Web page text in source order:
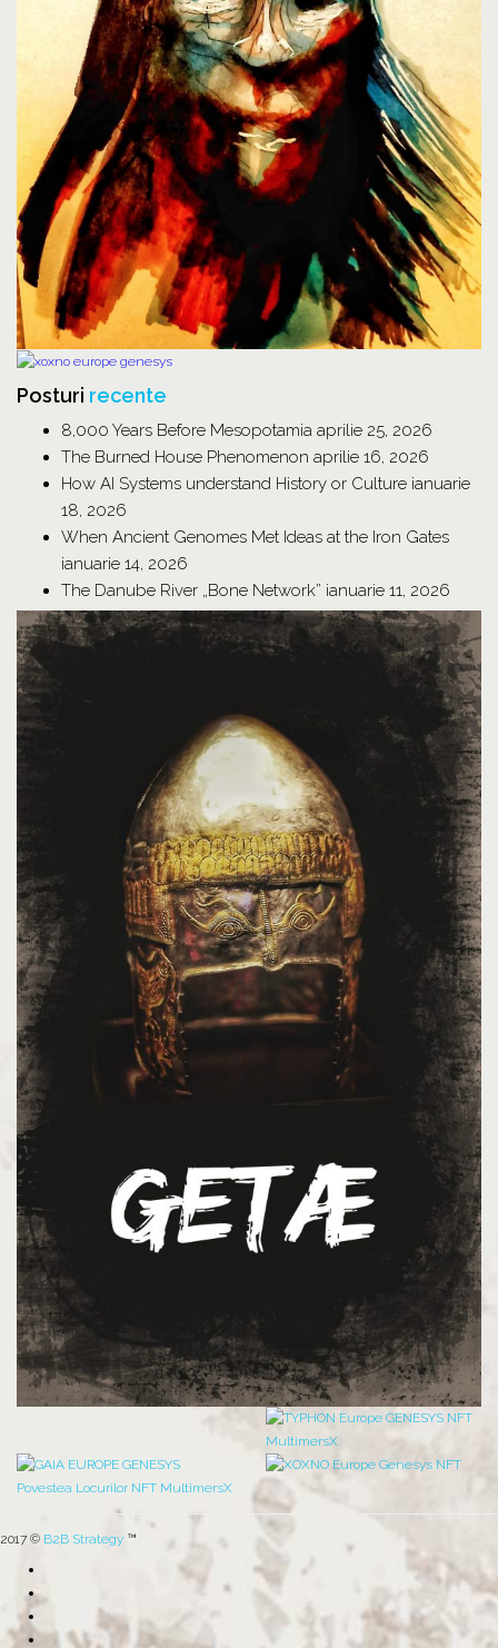
Posturi recente
8,000 Years Before Mesopotamia aprilie 25, 2026
The Burned House Phenomenon aprilie 16, 2026
How AI Systems understand History or Culture ianuarie
18, 2026
When Ancient Genomes Met Ideas at the Iron Gates
ianuarie 14, 2026
The Danube River „Bone Network” ianuarie 11, 2026
2017 © B2B Strategy ™